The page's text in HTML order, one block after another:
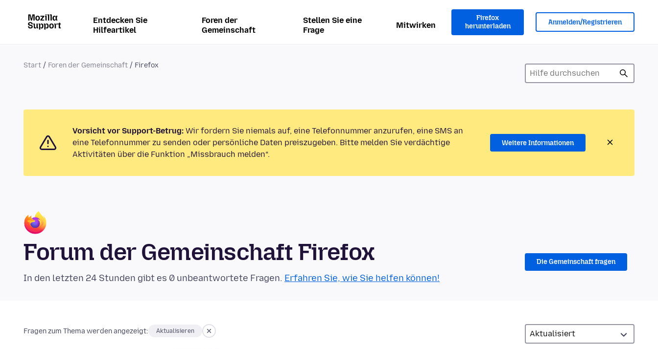
Entdecken Sie
Hilfeartikel
Foren der
Gemeinschaft
Stellen Sie eine
Frage
Mitwirken
Firefox
herunterladen
Anmelden/Registrieren
Start Foren der Gemeinschaft Firefox
Vorsicht vor Support-Betrug: Wir fordern Sie niemals auf, eine Telefonnummer anzurufen, eine SMS an
eine Telefonnummer zu senden oder persönliche Daten preiszugeben. Bitte melden Sie verdächtige
Aktivitäten über die Funktion „Missbrauch melden“.
Weitere Informationen
Forum der Gemeinschaft Firefox
In den letzten 24 Stunden gibt es 0 unbeantwortete Fragen. Erfahren Sie, wie Sie helfen können!
Die Gemeinschaft fragen
Fragen zum Thema werden angezeigt: Aktualisieren